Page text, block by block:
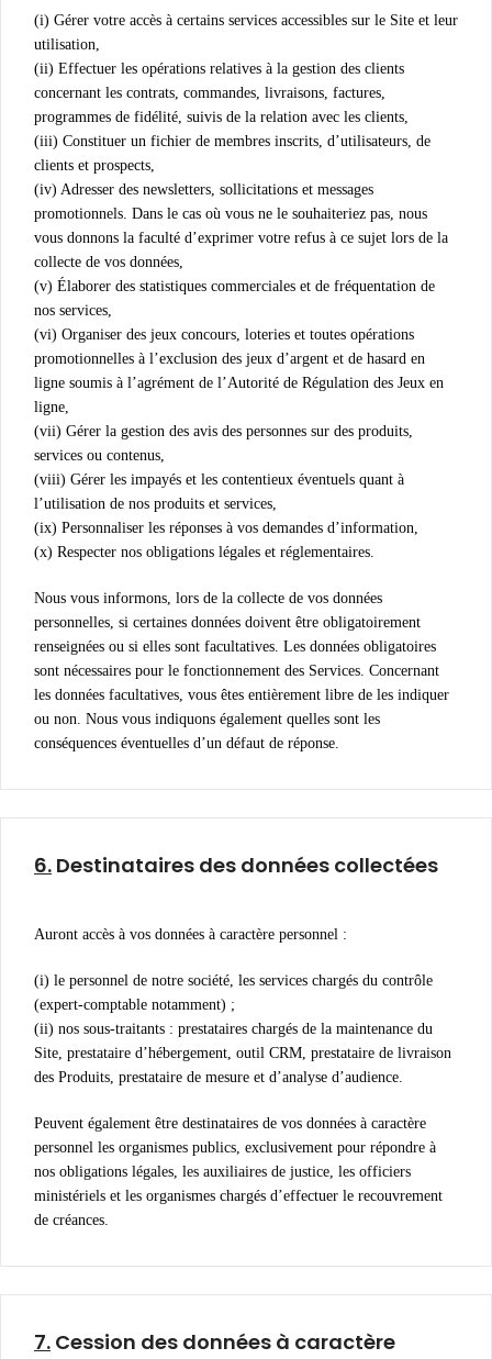
(i) Gérer votre accès à certains services accessibles sur le Site et leur
utilisation,
(ii) Effectuer les opérations relatives à la gestion des clients
concernant les contrats, commandes, livraisons, factures,
programmes de fidélité, suivis de la relation avec les clients,
(iii) Constituer un fichier de membres inscrits, d’utilisateurs, de
clients et prospects,
(iv) Adresser des newsletters, sollicitations et messages
promotionnels. Dans le cas où vous ne le souhaiteriez pas, nous
vous donnons la faculté d’exprimer votre refus à ce sujet lors de la
collecte de vos données,
(v) Élaborer des statistiques commerciales et de fréquentation de
nos services,
(vi) Organiser des jeux concours, loteries et toutes opérations
promotionnelles à l’exclusion des jeux d’argent et de hasard en
ligne soumis à l’agrément de l’Autorité de Régulation des Jeux en
ligne,
(vii) Gérer la gestion des avis des personnes sur des produits,
services ou contenus,
(viii) Gérer les impayés et les contentieux éventuels quant à
l’utilisation de nos produits et services,
(ix) Personnaliser les réponses à vos demandes d’information,
(x) Respecter nos obligations légales et réglementaires.
Nous vous informons, lors de la collecte de vos données
personnelles, si certaines données doivent être obligatoirement
renseignées ou si elles sont facultatives. Les données obligatoires
sont nécessaires pour le fonctionnement des Services. Concernant
les données facultatives, vous êtes entièrement libre de les indiquer
ou non. Nous vous indiquons également quelles sont les
conséquences éventuelles d’un défaut de réponse.
6. Destinataires des données collectées
Auront accès à vos données à caractère personnel :
(i) le personnel de notre société, les services chargés du contrôle
(expert-comptable notamment) ;
(ii) nos sous-traitants : prestataires chargés de la maintenance du
Site, prestataire d’hébergement, outil CRM, prestataire de livraison
des Produits, prestataire de mesure et d’analyse d’audience.
Peuvent également être destinataires de vos données à caractère
personnel les organismes publics, exclusivement pour répondre à
nos obligations légales, les auxiliaires de justice, les officiers
ministériels et les organismes chargés d’effectuer le recouvrement
de créances.
7. Cession des données à caractère